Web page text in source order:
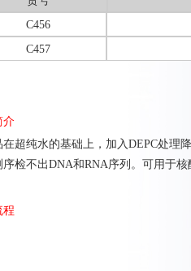
C456
C457
介
在超纯水的基础上，加入DEPC处理
序检不出DNA和RNA序列。可用于
程